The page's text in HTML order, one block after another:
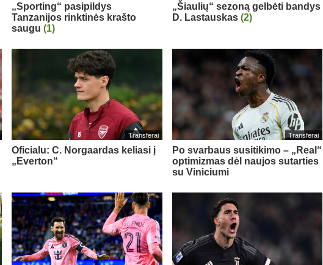
„Sporting“ pasipildys
Tanzanijos rinktinės krašto
saugu(1)
„Šiaulių“ sezoną gelbėti bandys
D. Lastauskas (2)
Transferai
Oficialu: C. Norgaardas keliasi į
„Everton“
Transferai
Po svarbaus susitikimo – „Real“
optimizmas dėl naujos sutarties
su Viniciumi